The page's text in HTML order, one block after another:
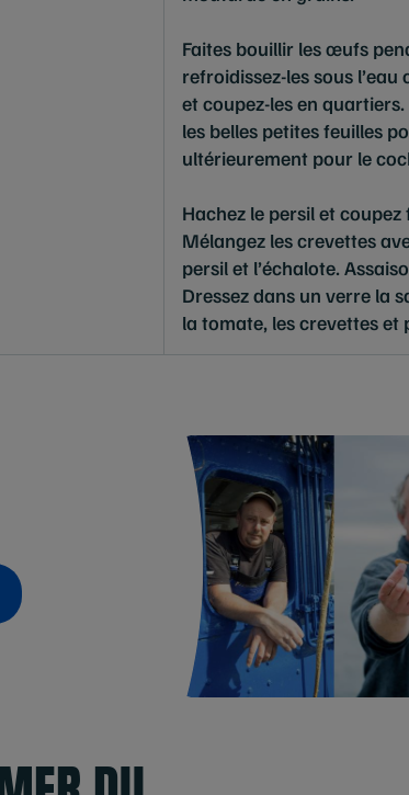
Faites bouillir les œufs
refroidissez-les sous
et coupez-les en
les belles petites feuilles
ultérieurement pour le
Hachez le persil et coupez
Mélangez les crevettes
persil et l’échalote.
Dressez dans un verre la
la tomate, les crevettes et